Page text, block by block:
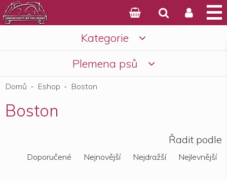

Košík


Kategorie

Plemena psů

Domů - Eshop - Boston
Boston
Řadit podle
Doporučené Nejnovější Nejdražší Nejlevnější